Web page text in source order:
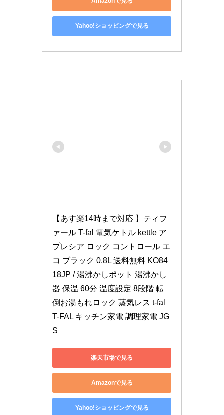
Yahoo!ショッピングで見る
【あす楽14時まで対応 】ティフ
ァール T-fal 電気ケトル kettle ア
プレシア ロック コントロール エ
コ ブラック 0.8L 送料無料 KO84
18JP / 湯沸かしポット 湯沸かし
器 保温 60分 温度設定 8段階 転
倒お湯もれロック 蒸気レス t-fal
T-FAL キッチン家電 調理家電 JG
S
楽天市場で見る
Amazonで見る
Yahoo!ショッピングで見る